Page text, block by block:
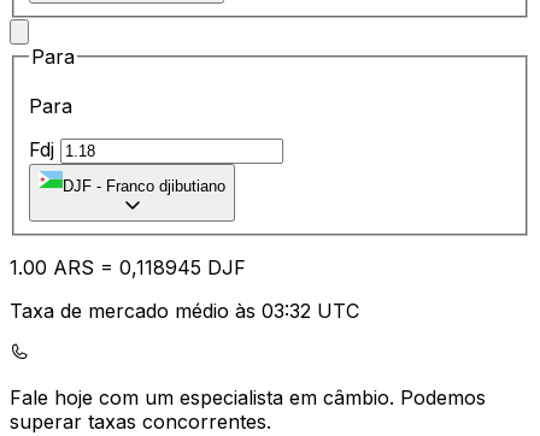
Para
Para
Fdj
DJF - Franco djibutiano
1.00 ARS = 0,118945 DJF
Taxa de mercado médio às 03:32 UTC
Fale hoje com um especialista em câmbio. Podemos
superar taxas concorrentes.